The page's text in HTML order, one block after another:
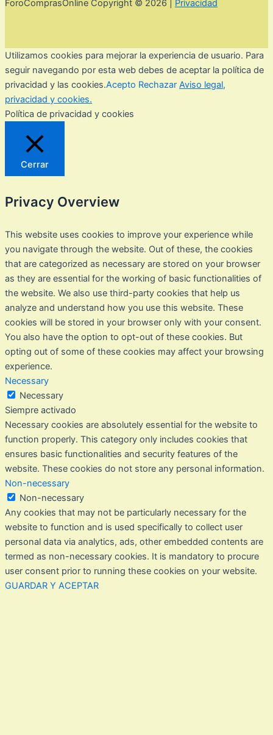
ForoComprasOnline Copyright © 2026 | Privacidad
Utilizamos cookies para mejorar la experiencia de usuario. Para
seguir navegando por esta web debes de aceptar la política de
privacidad y las cookies.Acepto Rechazar Aviso legal,
privacidad y cookies.
Política de privacidad y cookies
Cerrar
Privacy Overview
This website uses cookies to improve your experience while
you navigate through the website. Out of these, the cookies
that are categorized as necessary are stored on your browser
as they are essential for the working of basic functionalities of
the website. We also use third-party cookies that help us
analyze and understand how you use this website. These
cookies will be stored in your browser only with your consent.
You also have the option to opt-out of these cookies. But
opting out of some of these cookies may affect your browsing
experience.
Necessary
Necessary
Siempre activado
Necessary cookies are absolutely essential for the website to
function properly. This category only includes cookies that
ensures basic functionalities and security features of the
website. These cookies do not store any personal information.
Non-necessary
Non-necessary
Any cookies that may not be particularly necessary for the
website to function and is used specifically to collect user
personal data via analytics, ads, other embedded contents are
termed as non-necessary cookies. It is mandatory to procure
user consent prior to running these cookies on your website.
GUARDAR Y ACEPTAR